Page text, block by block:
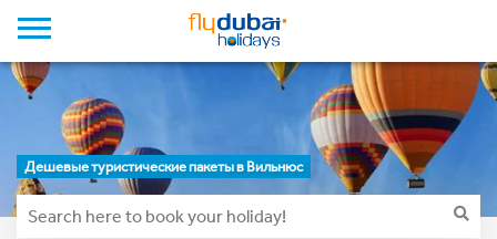
Дешевые туристические пакеты в Вильнюс